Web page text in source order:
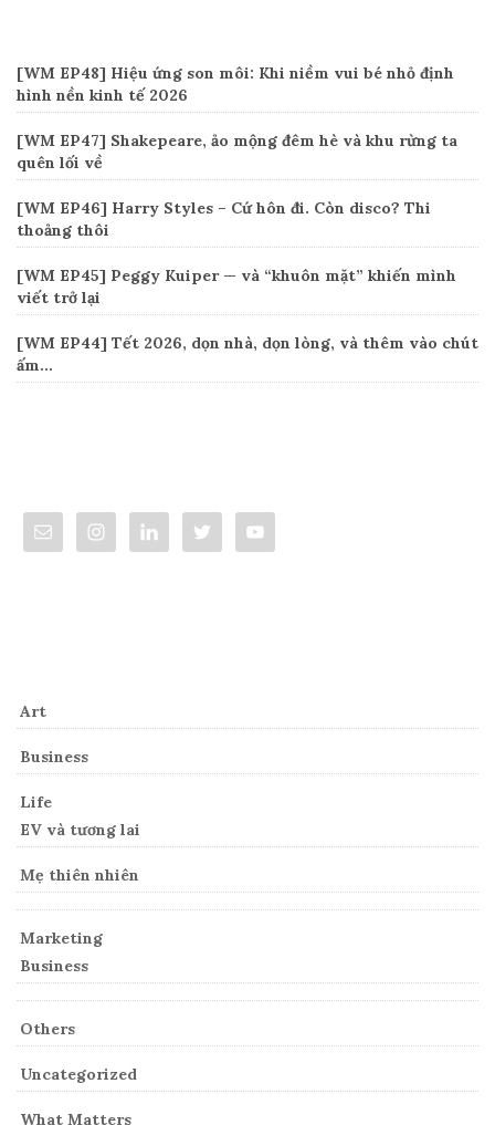
[WM EP48] Hiệu ứng son môi: Khi niềm vui bé nhỏ định
hình nền kinh tế 2026
[WM EP47] Shakepeare, ảo mộng đêm hè và khu rừng ta
quên lối về
[WM EP46] Harry Styles – Cứ hôn đi. Còn disco? Thi
thoảng thôi
[WM EP45] Peggy Kuiper — và “khuôn mặt” khiến mình
viết trở lại
[WM EP44] Tết 2026, dọn nhà, dọn lòng, và thêm vào chút
ấm…
Art
Business
Life
EV và tương lai
Mẹ thiên nhiên
Marketing
Business
Others
Uncategorized
What Matters